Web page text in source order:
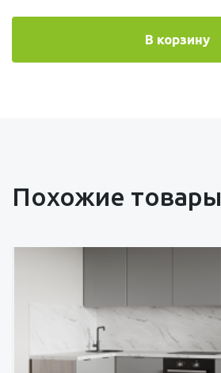
В корзину
Похожие товары